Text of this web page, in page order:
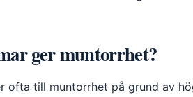
ger muntorrhet?
ofta till muntorrhet på grund av